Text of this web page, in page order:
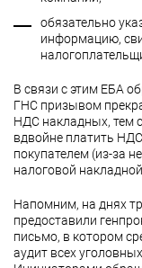
обязательно
информацию,
В связи с этим ЕБА
ГНС призывом
НДС накладных, тем
вдвойне платить
покупателем (из-за
налоговой
Напомним, на днях
предоставили
письмо, в котором
аудит всех